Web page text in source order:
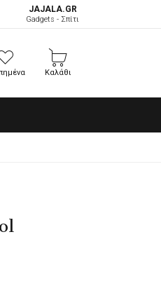
JAJALA.GR
Gadgets - Σπίτι
Καλάθι